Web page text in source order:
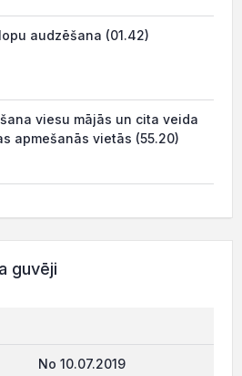
audzēšana (01.42)
viesu mājās un cita veida
apmešanās vietās (55.20)
guvēji
No 10.07.2019